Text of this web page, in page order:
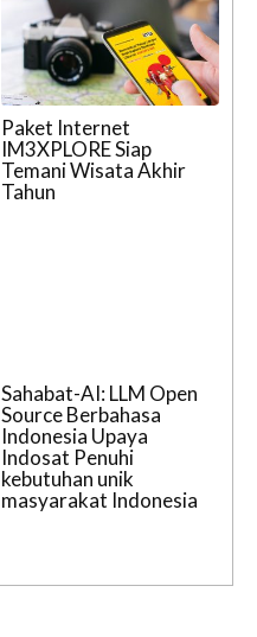
Paket Internet
IM3XPLORE Siap
Temani Wisata Akhir
Tahun
Sahabat-AI: LLM Open
Source Berbahasa
Indonesia Upaya
Indosat Penuhi
kebutuhan unik
masyarakat Indonesia